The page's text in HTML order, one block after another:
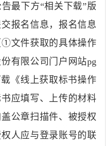
最下方“相关下载”版
报名信息，报名信息
①文件获取的具体操作
有限公司门户网站pg
《线上获取标书操作
应填写、上传的材料
公章扫描件、被授权
人应与登录账号的联